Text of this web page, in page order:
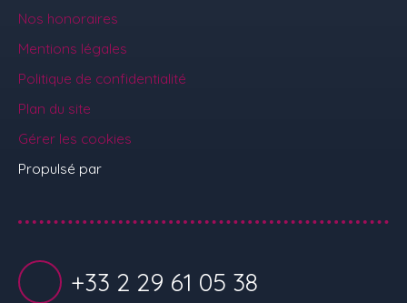
Nos honoraires
Mentions légales
Politique de confidentialité
Plan du site
Gérer les cookies
Propulsé par
+33 2 29 61 05 38